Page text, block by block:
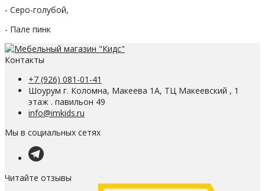
- Серо-голубой,
- Пале пинк
Контакты
+7 (926) 081-01-41
Шоурум г. Коломна, Макеева 1А, ТЦ Макеевский , 1
этаж . павильон 49
info@imkids.ru
Мы в социальных сетях
Читайте отзывы